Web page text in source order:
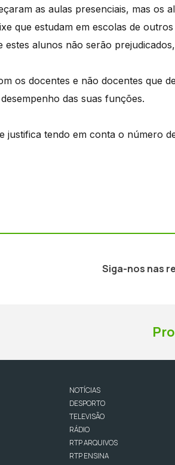
as aulas presenciais, mas os
que estudam em escolas de
estes alunos não serão
os docentes e não docentes que
das suas funções.
justifica tendo em conta o número
Siga-nos nas
NOTÍCIAS
DESPORTO
TELEVISÃO
RÁDIO
RTP ARQUIVOS
RTP ENSINA